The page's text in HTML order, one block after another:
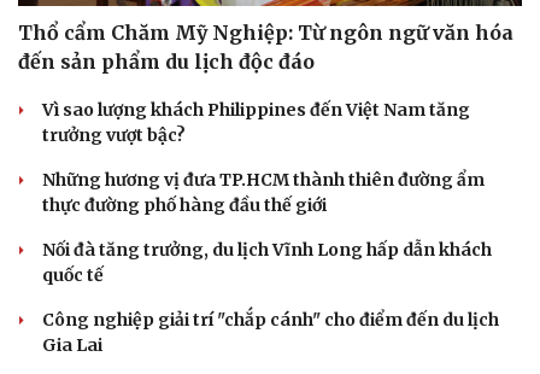
Thổ cẩm Chăm Mỹ Nghiệp: Từ ngôn ngữ văn hóa
đến sản phẩm du lịch độc đáo
Vì sao lượng khách Philippines đến Việt Nam tăng
trưởng vượt bậc?
Những hương vị đưa TP.HCM thành thiên đường ẩm
thực đường phố hàng đầu thế giới
Nối đà tăng trưởng, du lịch Vĩnh Long hấp dẫn khách
quốc tế
Công nghiệp giải trí "chắp cánh" cho điểm đến du lịch
Gia Lai